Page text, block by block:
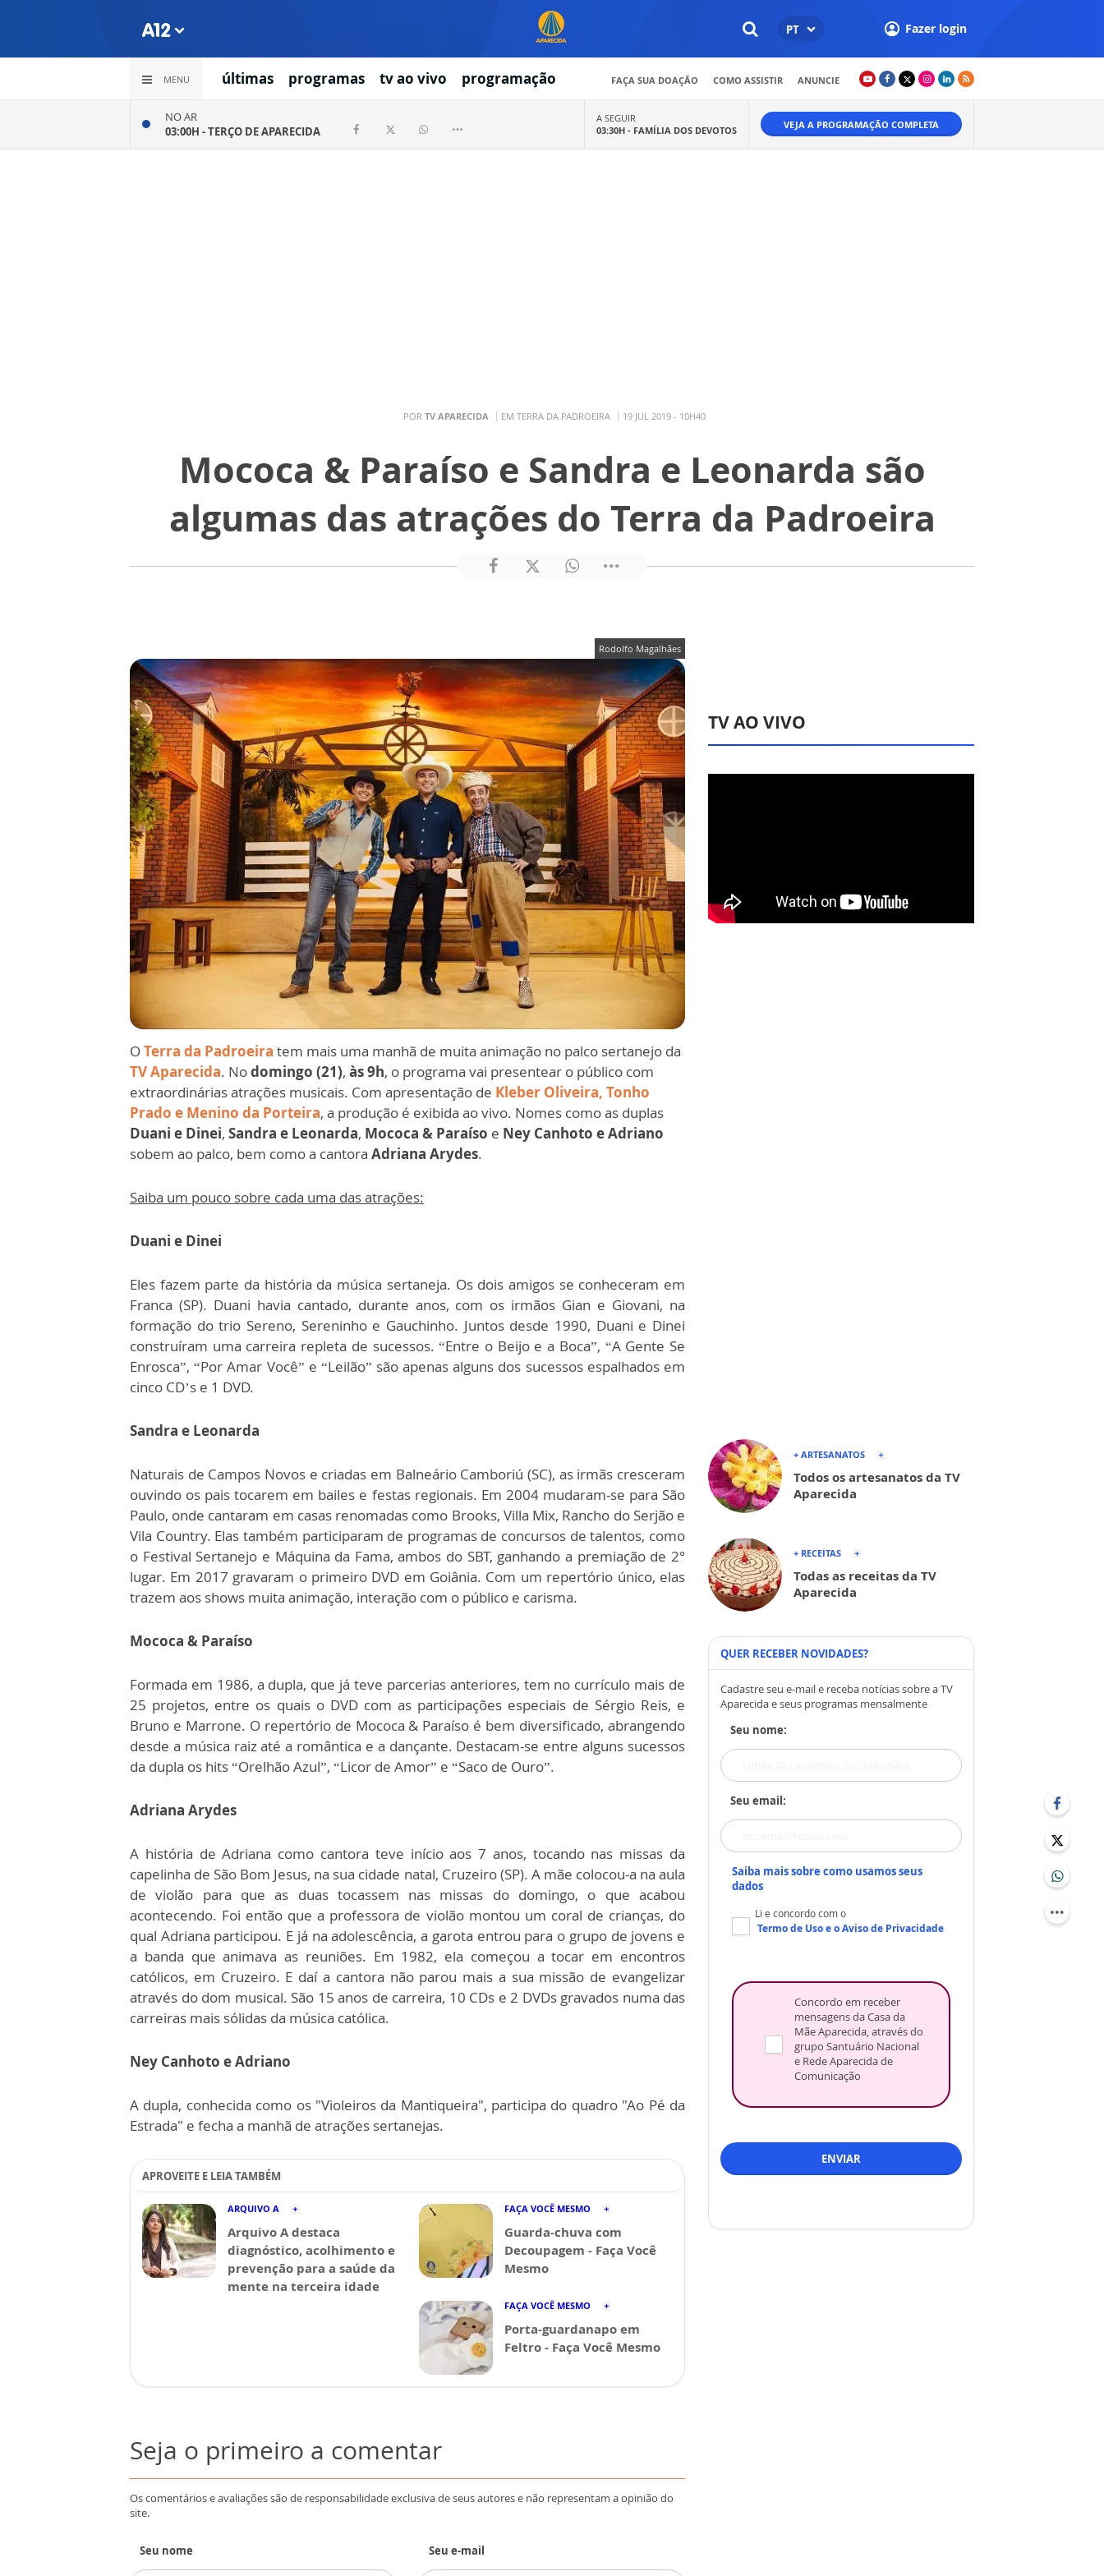
PT Fazer login
MENU últimas programas tv ao vivo programação FAÇA SUA DOAÇÃO COMO ASSISTIR ANUNCIE
NO AR
03:00H -TERÇO DE APARECIDA
A SEGUIR
03:30H - FAMÍLIA DOS DEVOTOS VEJA A PROGRAMAÇÃO COMPLETA
POR TV APARECIDA EM TERRA DA PADROEIRA 19 JUL 2019 - 10H40
Mococa & Paraíso e Sandra e Leonarda são
algumas das atrações do Terra da Padroeira
Rodolfo Magalhães
OTerra da Padroeira tem mais uma manhã de muita animação no palco sertanejo da
TV Aparecida. Nodomingo (21), às 9h, o programa vai presentear o público com
extraordinárias atrações musicais. Com apresentação de Kleber Oliveira, Tonho
Prado e Menino da Porteira, a produção é exibida ao vivo. Nomes como as duplas
Duani e Dinei, Sandra e Leonarda, Mococa & Paraíso e Ney Canhoto e Adriano
sobem ao palco, bem como a cantora Adriana Arydes.
Saiba um pouco sobre cada uma das atrações:
Duani e Dinei
Eles fazem parte da história da música sertaneja. Os dois amigos se conheceram em
Franca (SP). Duani havia cantado, durante anos, com os irmãos Gian e Giovani, na
formação do trio Sereno, Sereninho e Gauchinho. Juntos desde 1990, Duani e Dinei
construíram uma carreira repleta de sucessos. “Entre o Beijo e a Boca”, “A Gente Se
Enrosca”, “Por Amar Você” e “Leilão” são apenas alguns dos sucessos espalhados em
cinco CD’s e 1 DVD.
Sandra e Leonarda
Naturais de Campos Novos e criadas em Balneário Camboriú (SC), as irmãs cresceram
ouvindo os pais tocarem em bailes e festas regionais. Em 2004 mudaram-se para São
Paulo, onde cantaram em casas renomadas como Brooks, Villa Mix, Rancho do Serjão e
Vila Country. Elas também participaram de programas de concursos de talentos, como
o Festival Sertanejo e Máquina da Fama, ambos do SBT, ganhando a premiação de 2°
lugar. Em 2017 gravaram o primeiro DVD em Goiânia. Com um repertório único, elas
trazem aos shows muita animação, interação com o público e carisma.
Mococa & Paraíso
Formada em 1986, a dupla, que já teve parcerias anteriores, tem no currículo mais de
25 projetos, entre os quais o DVD com as participações especiais de Sérgio Reis, e
Bruno e Marrone. O repertório de Mococa & Paraíso é bem diversificado, abrangendo
desde a música raiz até a romântica e a dançante. Destacam-se entre alguns sucessos
da dupla os hits “Orelhão Azul”, “Licor de Amor” e “Saco de Ouro”.
Adriana Arydes
A história de Adriana como cantora teve início aos 7 anos, tocando nas missas da
capelinha de São Bom Jesus, na sua cidade natal, Cruzeiro (SP). A mãe colocou-a na aula
de violão para que as duas tocassem nas missas do domingo, o que acabou
acontecendo. Foi então que a professora de violão montou um coral de crianças, do
qual Adriana participou. E já na adolescência, a garota entrou para o grupo de jovens e
a banda que animava as reuniões. Em 1982, ela começou a tocar em encontros
católicos, em Cruzeiro. E daí a cantora não parou mais a sua missão de evangelizar
através do dom musical. São 15 anos de carreira, 10 CDs e 2 DVDs gravados numa das
carreiras mais sólidas da música católica.
Ney Canhoto e Adriano
A dupla, conhecida como os "Violeiros da Mantiqueira", participa do quadro "Ao Pé da
Estrada" e fecha a manhã de atrações sertanejas.
APROVEITE E LEIA TAMBÉM
ARQUIVO A
Arquivo A destaca
diagnóstico, acolhimento e
prevenção para a saúde da
mente na terceira idade
FAÇA VOCÊ MESMO
Guarda-chuva com
Decoupagem - Faça Você
Mesmo
FAÇA VOCÊ MESMO
Porta-guardanapo em
Feltro - Faça Você Mesmo
Seja o primeiro a comentar
Os comentários e avaliações são de responsabilidade exclusiva de seus autores e não representam a opinião do
site.
Seu nome Seu e-mail
TV AO VIVO
+ ARTESANATOS
Todos os artesanatos da TV
Aparecida
+ RECEITAS
Todas as receitas da TV
Aparecida
QUER RECEBER NOVIDADES?
Cadastre seu e-mail e receba notícias sobre a TV
Aparecida e seus programas mensalmente
Seu nome:
Seu email:
Saiba mais sobre como usamos seus
dados
Li e concordo com o
Termo de Usoe oAviso de Privacidade
Concordo em receber
mensagens da Casa da
Mãe Aparecida, através do
grupo Santuário Nacional
e Rede Aparecida de
Comunicação
ENVIAR